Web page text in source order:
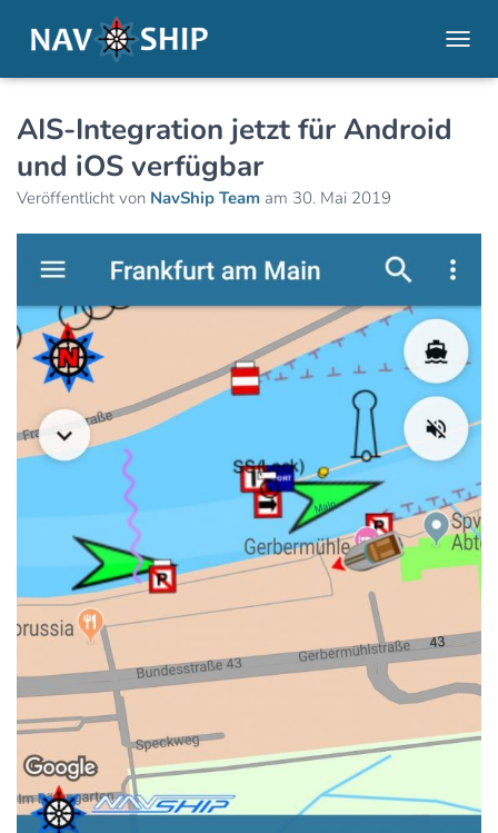
AIS-Integration jetzt für Android
und iOS verfügbar
Veröffentlicht von NavShip Team am 30. Mai 2019